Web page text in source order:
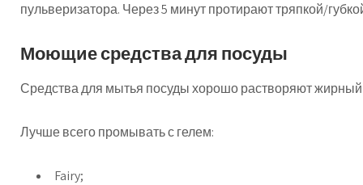
пульверизатора. Через 5 минут протирают тряпкой/
Моющие средства для посуды
Средства для мытья посуды хорошо растворяют жирный
Лучше всего промывать с гелем:
Fairy;